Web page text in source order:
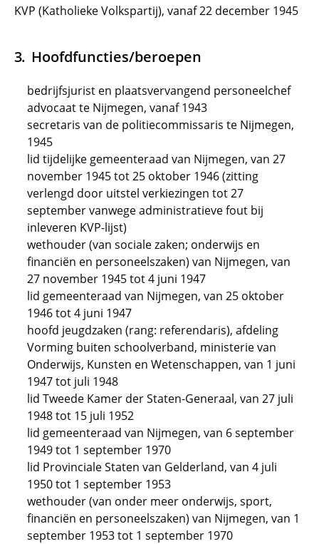
KVP (Katholieke Volkspartij), vanaf 22 december 1945
Hoofdfuncties/beroepen
bedrijfsjurist en plaatsvervangend personeelchef
advocaat te Nijmegen, vanaf 1943
secretaris van de politiecommissaris te Nijmegen,
1945
lid tijdelijke gemeenteraad van Nijmegen, van 27
november 1945 tot 25 oktober 1946 (zitting
verlengd door uitstel verkiezingen tot 27
september vanwege administratieve fout bij
inleveren KVP-lijst)
wethouder (van sociale zaken; onderwijs en
financiën en personeelszaken) van Nijmegen, van
27 november 1945 tot 4 juni 1947
lid gemeenteraad van Nijmegen, van 25 oktober
1946 tot 4 juni 1947
hoofd jeugdzaken (rang: referendaris), afdeling
Vorming buiten schoolverband, ministerie van
Onderwijs, Kunsten en Wetenschappen, van 1 juni
1947 tot juli 1948
lid Tweede Kamer der Staten-Generaal, van 27 juli
1948 tot 15 juli 1952
lid gemeenteraad van Nijmegen, van 6 september
1949 tot 1 september 1970
lid Provinciale Staten van Gelderland, van 4 juli
1950 tot 1 september 1953
wethouder (van onder meer onderwijs, sport,
financiën en personeelszaken) van Nijmegen, van 1
september 1953 tot 1 september 1970